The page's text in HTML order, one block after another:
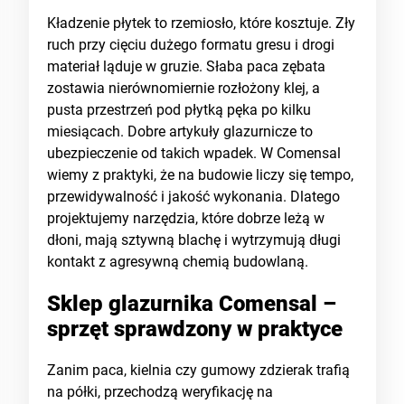
Kładzenie płytek to rzemiosło, które kosztuje. Zły
ruch przy cięciu dużego formatu gresu i drogi
materiał ląduje w gruzie. Słaba paca zębata
zostawia nierównomiernie rozłożony klej, a
pusta przestrzeń pod płytką pęka po kilku
miesiącach. Dobre artykuły glazurnicze to
ubezpieczenie od takich wpadek. W Comensal
wiemy z praktyki, że na budowie liczy się tempo,
przewidywalność i jakość wykonania. Dlatego
projektujemy narzędzia, które dobrze leżą w
dłoni, mają sztywną blachę i wytrzymują długi
kontakt z agresywną chemią budowlaną.
Sklep glazurnika Comensal –
sprzęt sprawdzony w praktyce
Zanim paca, kielnia czy gumowy zdzierak trafią
na półki, przechodzą weryfikację na